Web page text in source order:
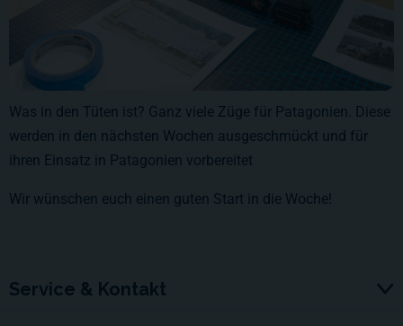
Was in den Tüten ist? Ganz viele Züge für Patagonien. Diese
werden in den nächsten Wochen ausgeschmückt und für
ihren Einsatz in Patagonien vorbereitet
Wir wünschen euch einen guten Start in die Woche!
Service & Kontakt